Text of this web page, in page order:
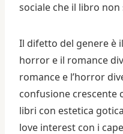
sociale che il libro
Il difetto del genere è
horror e il romance
romance e l’horror
confusione crescente
libri con estetica
love interest con i